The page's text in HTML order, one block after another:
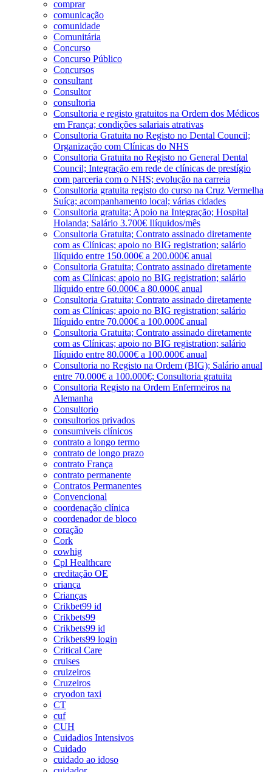
comprar
comunicação
comunidade
Comunitária
Concurso
Concurso Público
Concursos
consultant
Consultor
consultoria
Consultoria e registo gratuitos na Ordem dos Médicos
em França; condições salariais atrativas
Consultoria Gratuita no Registo no Dental Council;
Organização com Clínicas do NHS
Consultoria Gratuita no Registo no General Dental
Council; Integração em rede de clínicas de prestígio
com parceria com o NHS; evolução na carreia
Consultoria gratuita registo do curso na Cruz Vermelha
Suíça; acompanhamento local; várias cidades
Consultoria gratuita; Apoio na Integração; Hospital
Holanda; Salário 3.700€ Ilíquidos/mês
Consultoria Gratuita; Contrato assinado diretamente
com as Clínicas; apoio no BIG registration; salário
Ilíquido entre 150.000€ a 200.000€ anual
Consultoria Gratuita; Contrato assinado diretamente
com as Clínicas; apoio no BIG registration; salário
Ilíquido entre 60.000€ a 80.000€ anual
Consultoria Gratuita; Contrato assinado diretamente
com as Clínicas; apoio no BIG registration; salário
Ilíquido entre 70.000€ a 100.000€ anual
Consultoria Gratuita; Contrato assinado diretamente
com as Clínicas; apoio no BIG registration; salário
Ilíquido entre 80.000€ a 100.000€ anual
Consultoria no Registo na Ordem (BIG); Salário anual
entre 70.000€ a 100.000€; Consultoria gratuita
Consultoria Registo na Ordem Enfermeiros na
Alemanha
Consultorio
consultorios privados
consumiveis clínicos
contrato a longo termo
contrato de longo prazo
contrato França
contrato permanente
Contratos Permanentes
Convencional
coordenação clínica
coordenador de bloco
coração
Cork
cowhig
Cpl Healthcare
creditação OE
criança
Crianças
Crikbet99 id
Crikbets99
Crikbets99 id
Crikbets99 login
Critical Care
cruises
cruizeiros
Cruzeiros
cryodon taxi
CT
cuf
CUH
Cuidadios Intensivos
Cuidado
cuidado ao idoso